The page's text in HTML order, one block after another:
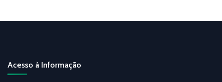
Acesso à Informação